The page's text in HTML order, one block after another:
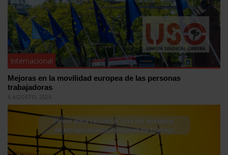
Internacional
Mejoras en la movilidad europea de las personas
trabajadoras
6 AGOSTO, 2026